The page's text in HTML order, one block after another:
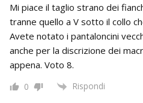
Mi piace il taglio strano dei
tranne quello a V sotto il collo
Avete notato i pantaloncini
anche per la discrizione dei
appena. Voto 8.
0 Rispondi